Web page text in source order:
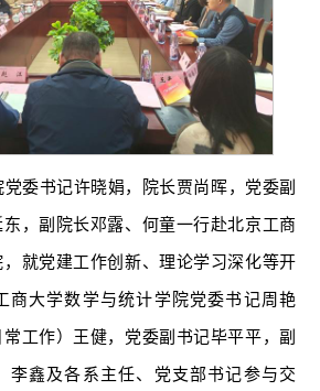
党委书记许晓娟，院长贾尚晖，党委副
，副院长邓露、何童一行赴北京工商
就党建工作创新、理论学习深化等开
商大学数学与统计学院党委书记周艳
工作）王健，党委副书记毕平平，副
李鑫及各系主任、党支部书记参与交